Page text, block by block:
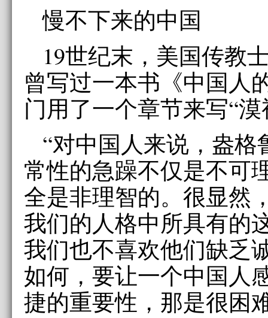
慢不下来的中国
19世纪末，美国传教
曾写过一本书《中国人
门用了一个章节来写“
“对中国人来说，盎
常性的急躁不仅是不可
全是非理智的。很显然
我们的人格中所具有的
我们也不喜欢他们缺乏
如何，要让一个中国人
捷的重要性，那是很困